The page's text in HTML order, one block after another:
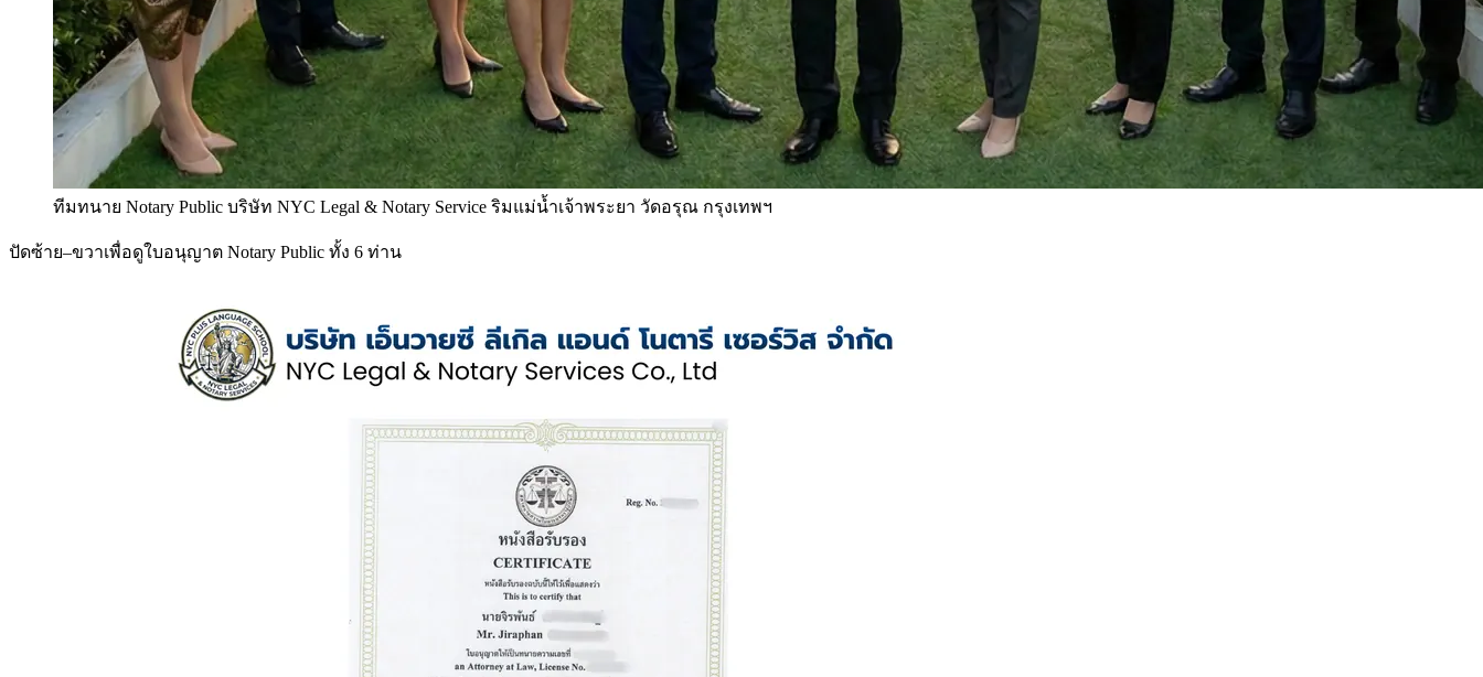
ทีมทนาย Notary Public บริษัท NYC Legal & Notary Service ริมแม่น้ำเจ้าพระยา วัดอรุณ กรุงเทพฯ
ปัดซ้าย–ขวาเพื่อดูใบอนุญาต Notary Public ทั้ง 6 ท่าน